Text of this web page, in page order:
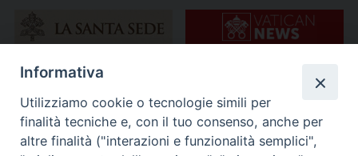
Informativa
Utilizziamo cookie o tecnologie simili per
finalità tecniche e, con il tuo consenso, anche per
altre finalità ("interazioni e funzionalità semplici",